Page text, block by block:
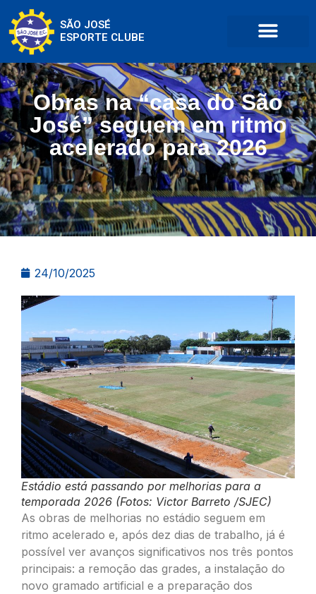
SÃO JOSÉ
ESPORTE CLUBE
Obras na “casa do São
José” seguem em ritmo
acelerado para 2026
24/10/2025
Estádio está passando por melhorias para a
temporada 2026 (Fotos: Victor Barreto /SJEC)
As obras de melhorias no estádio seguem em
ritmo acelerado e, após dez dias de trabalho, já é
possível ver avanços significativos nos três pontos
principais: a remoção das grades, a instalação do
novo gramado artificial e a preparação dos